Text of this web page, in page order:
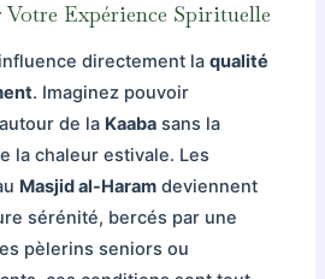
Expérience Spirituelle
directement laqualité
. Imaginez pouvoir
de la Kaaba sans la
la chaleur estivale. Les
Masjid al-Haram deviennent
sérénité, bercés par une
pèlerins seniors ou